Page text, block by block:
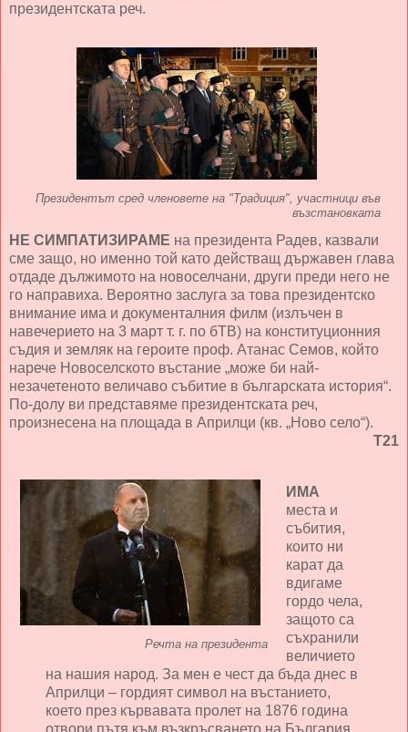
президентската реч.
Президентът сред членовете на "Традиция", участници във
възстановката
НЕ СИМПАТИЗИРАМЕ на президента Радев, казвали
сме защо, но именно той като действащ държавен глава
отдаде дължимото на новоселчани, други преди него не
го направиха. Вероятно заслуга за това президентско
внимание има и документалния филм (излъчен в
навечерието на 3 март т. г. по бТВ) на конституционния
съдия и земляк на героите проф. Атанас Семов, който
нарече Новоселското въстание „може би най-
незачетеното величаво събитие в българската история“.
По-долу ви представяме президентската реч,
произнесена на площада в Априлци (кв. „Ново село“).
Т21
Речта на президента
ИМА
места и
събития,
които ни
карат да
вдигаме
гордо чела,
защото са
съхранили
величието
на нашия народ. За мен е чест да бъда днес в
Априлци – гордият символ на въстанието,
което през кървавата пролет на 1876 година
отвори пътя към възкръсването на България.